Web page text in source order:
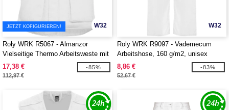
W32
JETZT KOFIGURIEREN!
Roly WRK R5067 - Almanzor
Vielseitige Thermo Arbeitsweste mit
hohem Kragen
17,38 €
112,97 €
-85%
W32
Roly WRK R9097 - Vademecum
Arbeitshose, 160 g/m2, unisex
8,86 €
52,67 €
-83%